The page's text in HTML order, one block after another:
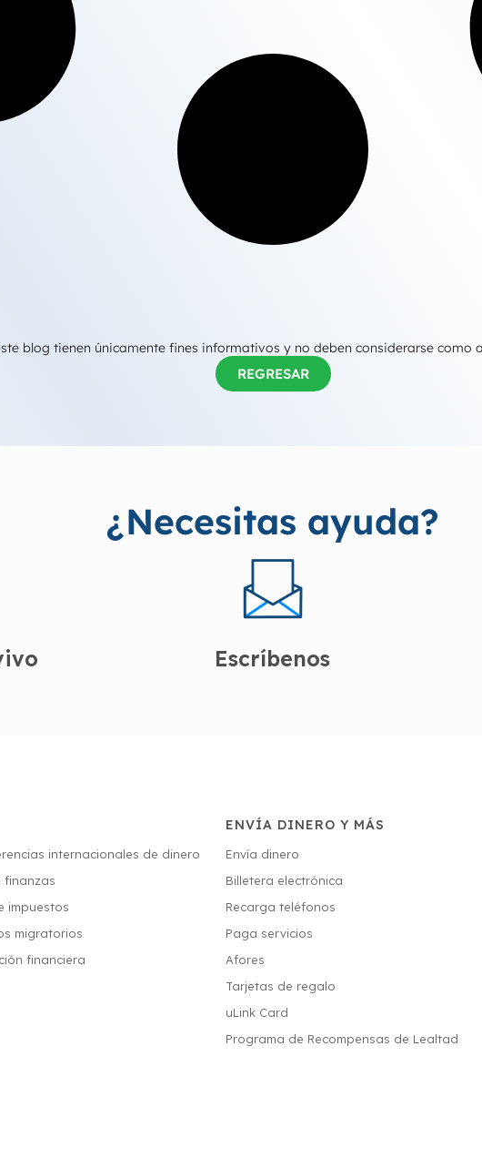
blog tienen únicamente fines informativos y no deben considerarse como
REGRESAR
¿Necesitas ayuda?
Escríbenos
internacionales de dinero
finanzas
impuestos
migratorios
financiera
ENVÍA DINERO Y MÁS
Envía dinero
Billetera electrónica
Recarga teléfonos
Paga servicios
Afores
Tarjetas de regalo
uLink Card
Programa de Recompensas de Lealtad